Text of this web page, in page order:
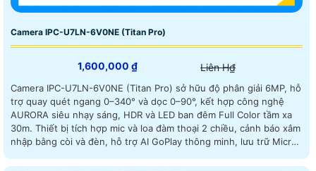
Camera IPC-U7LN-6V0NE (Titan Pro)
1,600,000 ₫ Liên H₫
Camera IPC-U7LN-6V0NE (Titan Pro) sở hữu độ phân giải 6MP, hỗ
trợ quay quét ngang 0–340° và dọc 0–90°, kết hợp công nghệ
AURORA siêu nhạy sáng, HDR và LED ban đêm Full Color tầm xa
30m. Thiết bị tích hợp mic và loa đàm thoại 2 chiều, cảnh báo xâm
nhập bằng còi và đèn, hỗ trợ AI GoPlay thông minh, lưu trữ Micro